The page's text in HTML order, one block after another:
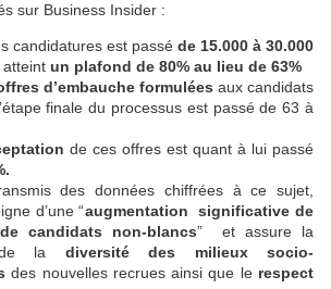
sur Business Insider :
candidatures est passé de 15.000 à 30.000
atteint un plafond de 80% au lieu de 63%
d’embauche formulées aux candidats
finale du processus est passé de 63 à
de ces offres est quant à lui passé
des données chiffrées à ce sujet,
d’une “augmentationsignificative de
de candidats non-blancs” et assure la
de la diversité des milieux socio-
des nouvelles recrues ainsi que le respect